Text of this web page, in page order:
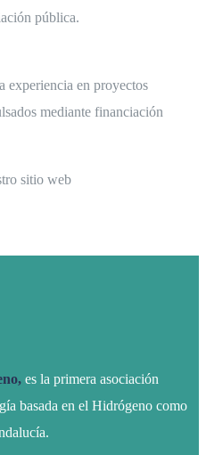
pública.
experiencia en proyectos
mediante financiación
sitio web
es la primera asociación
basada en el Hidrógeno como